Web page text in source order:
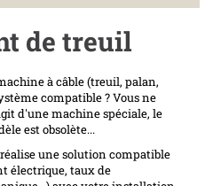
de treuil
à câble (treuil, palan,
compatible ? Vous ne
d'une machine spéciale, le
est obsolète...
une solution compatible
électrique, taux de